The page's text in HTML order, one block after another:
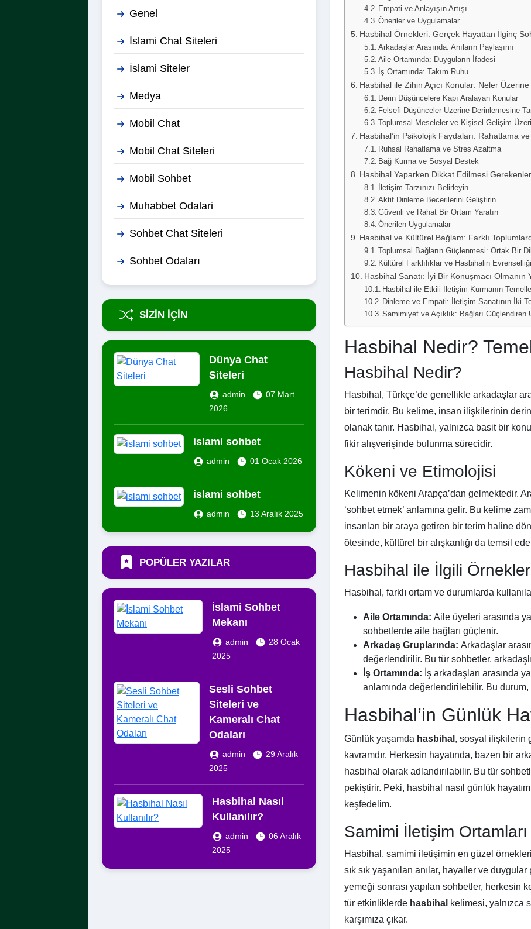
Genel
İslami Chat Siteleri
İslami Siteler
Medya
Mobil Chat
Mobil Chat Siteleri
Mobil Sohbet
Muhabbet Odalari
Sohbet Chat Siteleri
Sohbet Odaları
SIZIN İÇIN
Dünya Chat
Siteleri
admin
07 Mart
2026
islami sohbet
admin 01 Ocak 2026
islami sohbet
admin 13 Aralık 2025
POPÜLER YAZILAR
İslami Sohbet
Mekanı
admin
28 Ocak
2025
Sesli Sohbet
Siteleri ve
Kameralı Chat
Odaları
admin
29 Aralık
2025
Hasbihal Nasıl
Kullanılır?
admin
06 Aralık
2025
Empati ve Anlayışın Artışı
Öneriler ve Uygulamalar
Hasbihal Örnekleri: Gerçek Hayattan İlginç
Arkadaşlar Arasında: Anıların Paylaşımı
Aile Ortamında: Duyguların İfadesi
İş Ortamında: Takım Ruhu
Hasbihal ile Zihin Açıcı Konular: Neler
Derin Düşüncelere Kapı Aralayan Konular
Felsefi Düşünceler Üzerine Derinlemesine
Toplumsal Meseleler ve Kişisel Gelişim
Hasbihal’in Psikolojik Faydaları: Rahatlama
Ruhsal Rahatlama ve Stres Azaltma
Bağ Kurma ve Sosyal Destek
Hasbihal Yaparken Dikkat Edilmesi Gerekenler
İletişim Tarzınızı Belirleyin
Aktif Dinleme Becerilerini Geliştirin
Güvenli ve Rahat Bir Ortam Yaratın
Önerilen Uygulamalar
Hasbihal ve Kültürel Bağlam: Farklı
Toplumsal Bağların Güçlenmesi: Ortak Bir
Kültürel Farklılıklar ve Hasbihalin Evrenselliği
Hasbihal Sanatı: İyi Bir Konuşmacı Olmanın
Hasbihal ile Etkili İletişim Kurmanın
Dinleme ve Empati: İletişim Sanatının İki
Samimiyet ve Açıklık: Bağları Güçlendiren
Hasbihal Nedir?
Hasbihal Nedir?
Hasbihal, Türkçe’de genellikle arkadaşlar
bir terimdir. Bu kelime, insan ilişkilerinin
olanak tanır. Hasbihal, yalnızca basit bir
fikir alışverişinde bulunma sürecidir.
Kökeni ve Etimolojisi
Kelimenin kökeni Arapça’dan gelmektedir.
‘sohbet etmek’ anlamına gelir. Bu kelime
insanları bir araya getiren bir terim haline
ötesinde, kültürel bir alışkanlığı da temsil
Hasbihal ile İlgili Örnekler
Hasbihal, farklı ortam ve durumlarda
Aile Ortamında: Aile üyeleri arasında
sohbetlerde aile bağları güçlenir.
Arkadaş Gruplarında: Arkadaşlar
değerlendirilir. Bu tür sohbetler,
İş Ortamında: İş arkadaşları arasında
anlamında değerlendirilebilir. Bu durum,
Hasbihal’in Günlük
Günlük yaşamda hasbihal , sosyal ilişkilerin
kavramdır. Herkesin hayatında, bazen bir
hasbihal olarak adlandırılabilir. Bu tür
pekiştirir. Peki, hasbihal nasıl günlük
keşfedelim.
Samimi İletişim Ortamları
Hasbihal, samimi iletişimin en güzel
sık sık yaşanılan anılar, hayaller ve
yemeği sonrası yapılan sohbetler, herkesin
tür etkinliklerde hasbihal kelimesi, yalnızca
karşımıza çıkar.